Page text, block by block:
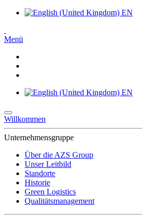
EN
Menü
EN
Willkommen
Unternehmensgruppe
Über die AZS Group
Unser Leitbild
Standorte
Historie
Green Logistics
Qualitätsmanagement